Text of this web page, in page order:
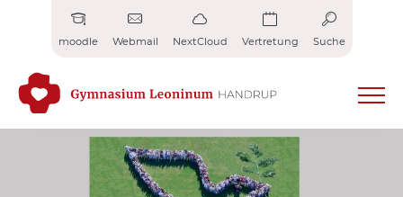
moodle Webmail NextCloud Vertretung Suche